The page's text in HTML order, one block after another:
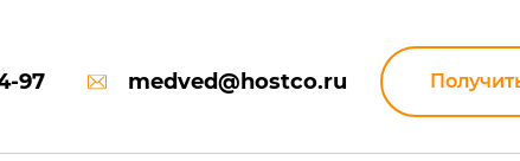
97 medved@hostco.ru